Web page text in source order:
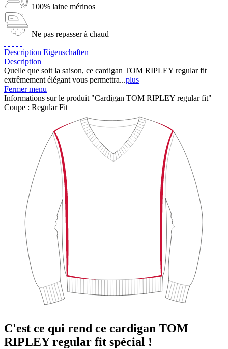
100% laine mérinos
Ne pas repasser à chaud
Description Eigenschaften
Description
Quelle que soit la saison, ce cardigan TOM RIPLEY regular fit
extrêmement élégant vous permettra...plus
Fermer menu
Informations sur le produit "Cardigan TOM RIPLEY regular fit"
Coupe : Regular Fit
C'est ce qui rend ce cardigan TOM
RIPLEY regular fit spécial !